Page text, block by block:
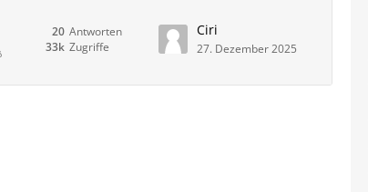
Antworten
20
Zugriffe
33k
Ciri
27. Dezember 2025